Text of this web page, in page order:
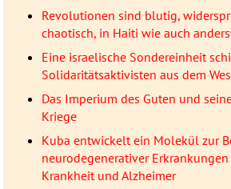
Revolutionen sind blutig,
chaotisch, in Haiti wie auch
Eine israelische Sondereinheit
Solidaritätsaktivisten aus dem
Das Imperium des Guten und
Kriege
Kuba entwickelt ein Molekül zur
neurodegenerativer
Krankheit und Alzheimer